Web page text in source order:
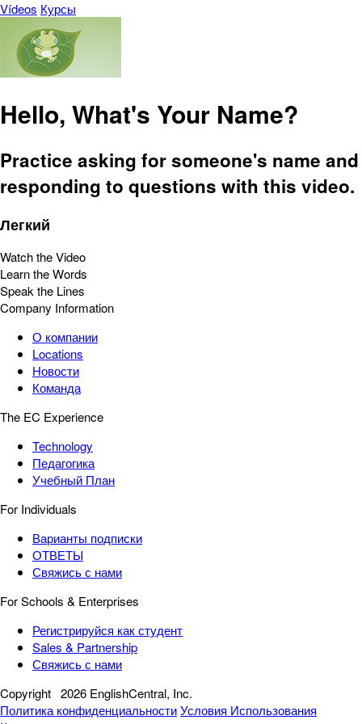
Vídeos Курсы
Hello, What's Your Name?
Practice asking for someone's name and
responding to questions with this video.
Легкий
Watch the Video
Learn the Words
Speak the Lines
Company Information
О компании
Locations
Новости
Команда
The EC Experience
Technology
Педагогика
Учебный План
For Individuals
Варианты подписки
ОТВЕТЫ
Свяжись с нами
For Schools & Enterprises
Регистрируйся как студент
Sales & Partnership
Свяжись с нами
Copyright 2026 EnglishCentral, Inc.
Политика конфиденциальностиУсловия Использования